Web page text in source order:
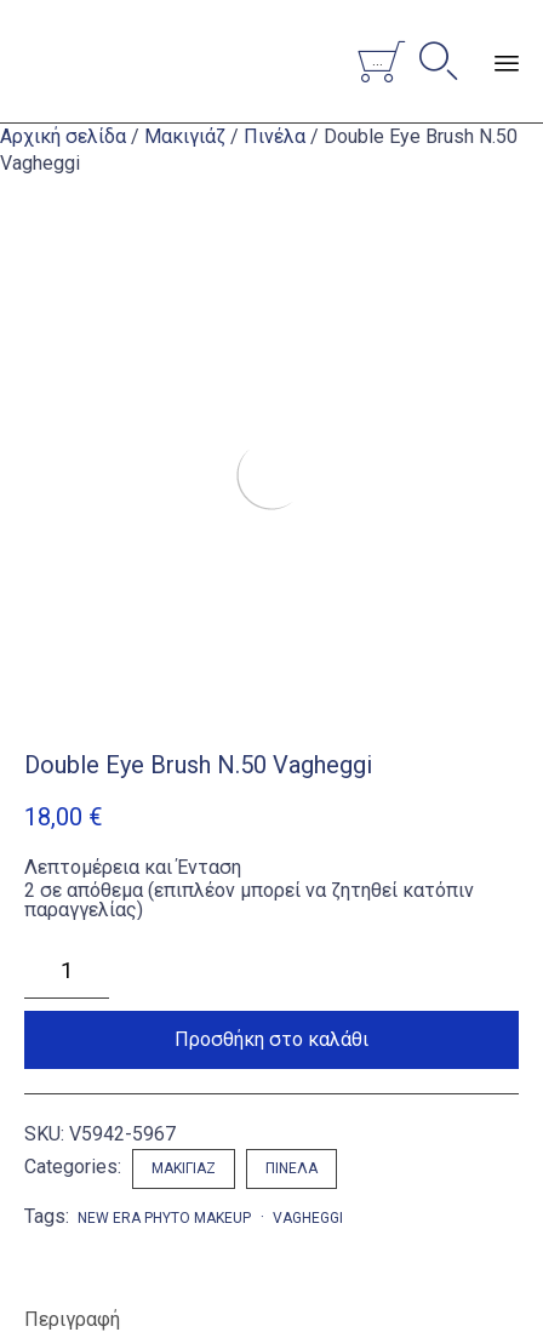

... 
Αρχική σελίδα / Μακιγιάζ / Πινέλα / Double Eye Brush N.50
Vagheggi
Double Eye Brush N.50 Vagheggi
18,00 €
Λεπτομέρεια και Ένταση
2 σε απόθεμα (επιπλέον μπορεί να ζητηθεί κατόπιν
παραγγελίας)
N.50
Προσθήκη στο καλάθι
SKU: V5942-5967
Categories:
ΜΑΚΙΓΙΆΖ ΠΙΝΈΛΑ
Tags: NEW ERA PHYTO MAKEUP VAGHEGGI
Περιγραφή